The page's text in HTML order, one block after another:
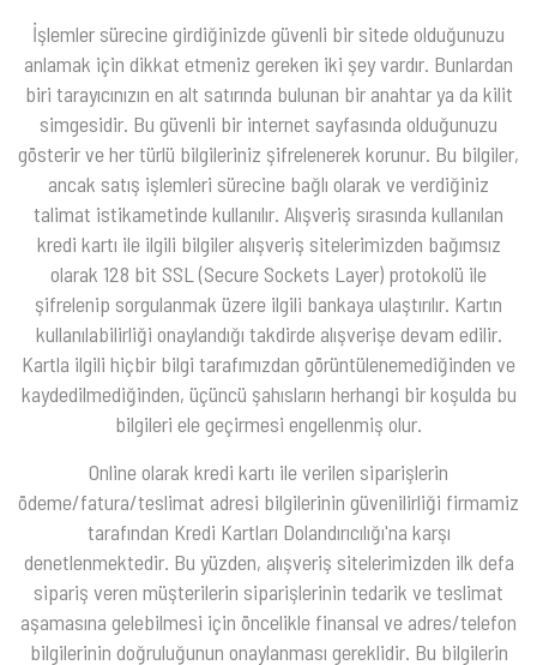
İşlemler sürecine girdiğinizde güvenli bir sitede olduğunuzu
anlamak için dikkat etmeniz gereken iki şey vardır. Bunlardan
biri tarayıcınızın en alt satırında bulunan bir anahtar ya da kilit
simgesidir. Bu güvenli bir internet sayfasında olduğunuzu
gösterir ve her türlü bilgileriniz şifrelenerek korunur. Bu bilgiler,
ancak satış işlemleri sürecine bağlı olarak ve verdiğiniz
talimat istikametinde kullanılır. Alışveriş sırasında kullanılan
kredi kartı ile ilgili bilgiler alışveriş sitelerimizden bağımsız
olarak 128 bit SSL (Secure Sockets Layer) protokolü ile
şifrelenip sorgulanmak üzere ilgili bankaya ulaştırılır. Kartın
kullanılabilirliği onaylandığı takdirde alışverişe devam edilir.
Kartla ilgili hiçbir bilgi tarafımızdan görüntülenemediğinden ve
kaydedilmediğinden, üçüncü şahısların herhangi bir koşulda bu
bilgileri ele geçirmesi engellenmiş olur.
Online olarak kredi kartı ile verilen siparişlerin
ödeme/fatura/teslimat adresi bilgilerinin güvenilirliği firmamiz
tarafından Kredi Kartları Dolandırıcılığı'na karşı
denetlenmektedir. Bu yüzden, alışveriş sitelerimizden ilk defa
sipariş veren müşterilerin siparişlerinin tedarik ve teslimat
aşamasına gelebilmesi için öncelikle finansal ve adres/telefon
bilgilerinin doğruluğunun onaylanması gereklidir. Bu bilgilerin